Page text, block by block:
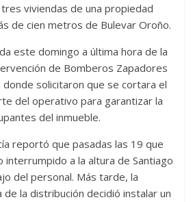
viviendas de una propiedad
de cien metros de Bulevar Oroño.
este domingo a última hora de la
de Bomberos Zapadores
donde solicitaron que se cortara el
del operativo para garantizar la
del inmueble.
reportó que pasadas las 19 que
interrumpido a la altura de Santiago
del personal. Más tarde, la
de la distribución decidió instalar un